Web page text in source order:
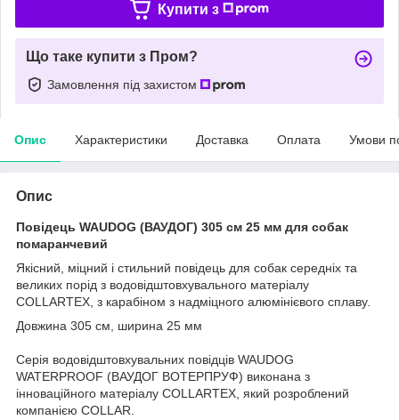
Купити з
Що таке купити з Пром?
Замовлення під захистом
Опис Характеристики Доставка Оплата Умови
Опис
Повідець WAUDOG (ВАУДОГ) 305 см 25 мм для собак
помаранчевий
Якісний, міцний і стильний повідець для собак середніх та
великих порід з водовідштовхувального матеріалу
COLLARTEX, з карабіном з надміцного алюмінієвого сплаву.
Довжина 305 см, ширина 25 мм
Серія водовідштовхувальних повідців WAUDOG
WATERPROOF (ВАУДОГ ВОТЕРПРУФ) виконана з
інноваційного матеріалу COLLARTEX, який розроблений
компанією COLLAR.